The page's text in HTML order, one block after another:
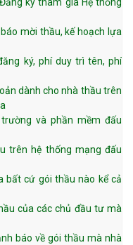
mời thầu, kế hoạch lựa
ký, phí duy trì tên, phí
dành cho nhà thầu trên
và phần mềm đấu
trên hệ thống mạng đấu
bất cứ gói thầu nào kể cả
của các chủ đầu tư mà
báo về gói thầu mà nhà